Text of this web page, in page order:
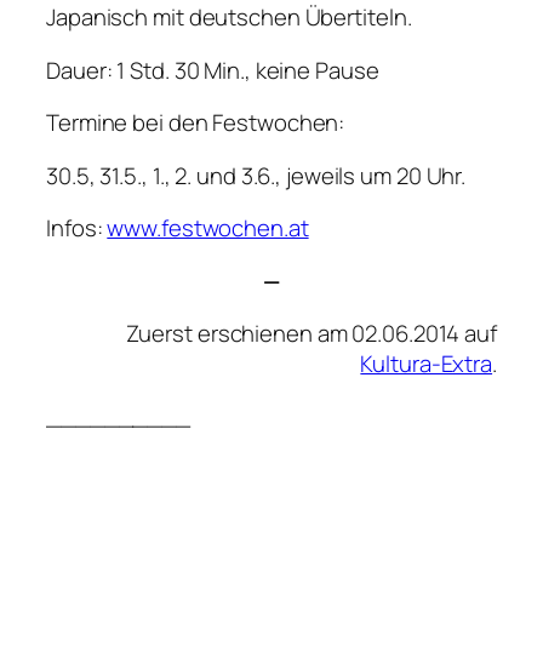
Japanisch mit deutschen Übertiteln.
Dauer: 1 Std. 30 Min., keine Pause
Termine bei den Festwochen:
30.5, 31.5., 1., 2. und 3.6., jeweils um 20 Uhr.
Infos:www.festwochen.at
—
Zuerst erschienen am 02.06.2014 auf
Kultura-Extra.